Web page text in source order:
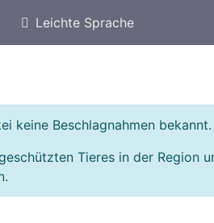
Leichte Sprache
keine Beschlagnahmen bekannt.
Tieres in der Region